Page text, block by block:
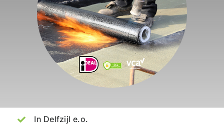
In Delfzijl e.o.